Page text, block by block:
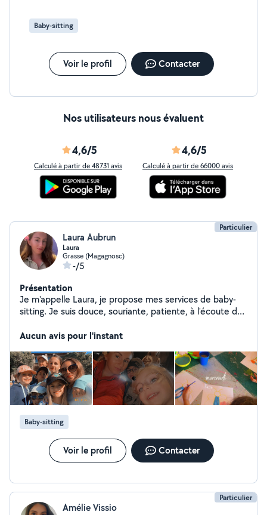
Baby-sitting
Voir le profil Contacter
Nos utilisateurs nous évaluent
4,6/5
Calculé à partir de 48731 avis
4,6/5
Calculé à partir de 66000 avis
Particulier
Laura Aubrun
Laura
Grasse (Magagnosc)
-/5
Présentation
Je m'appelle Laura, je propose mes services de baby-
sitting. Je suis douce, souriante, patiente, à l'écoute des
27 ans et diplômée du BAFA depuis l'année 2018
Je suis véhiculée et disponible tous les jours y compris
le mercredi Je m'adapte à vos besoins, pour des gardes
ponctuelles, longues durées, soirées ou week-end, la
nuit et le jour Activités manuelles, jeux
d'intérieur/exterieur, sorties au parc
Aucun avis pour l'instant
Baby-sitting
Voir le profil Contacter
Particulier
Amélie Vissio